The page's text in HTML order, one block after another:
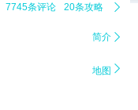
7745条评论 20条攻略 
简介 
地图 